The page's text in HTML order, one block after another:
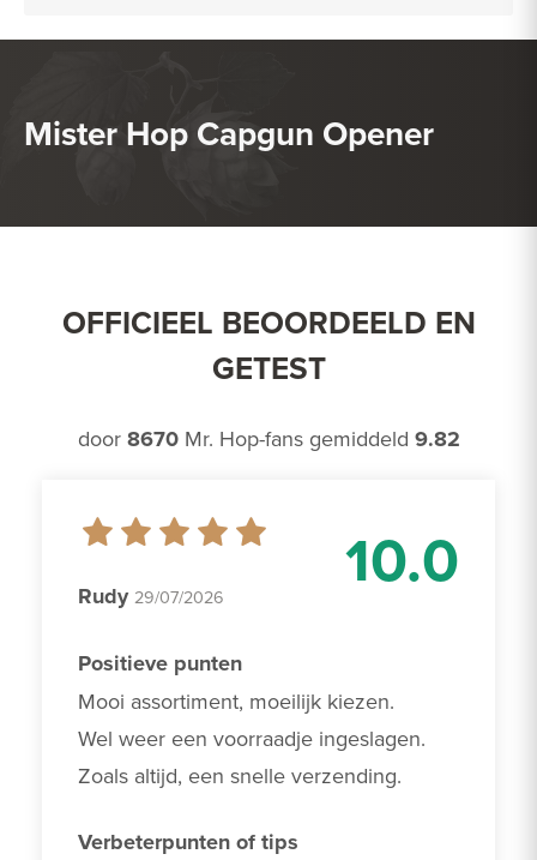
Mister Hop Capgun Opener
OFFICIEEL BEOORDEELD EN
GETEST
door 8670Mr. Hop-fans gemiddeld 9.82
10.0
Rudy 29/07/2026
Positieve punten
Mooi assortiment, moeilijk kiezen.
Wel weer een voorraadje ingeslagen.
Zoals altijd, een snelle verzending.
Verbeterpunten of tips